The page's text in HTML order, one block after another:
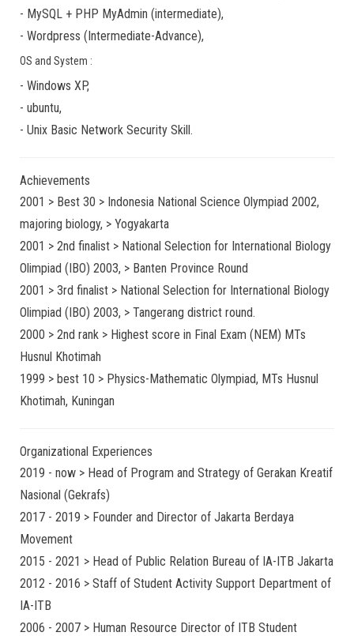
- MySQL + PHP MyAdmin (intermediate),
- Wordpress (Intermediate-Advance),
OS and System :
- Windows XP,
- ubuntu,
- Unix Basic Network Security Skill.
Achievements
2001 > Best 30 > Indonesia National Science Olympiad 2002,
majoring biology, > Yogyakarta
2001 > 2nd finalist > National Selection for International Biology
Olimpiad (IBO) 2003, > Banten Province Round
2001 > 3rd finalist > National Selection for International Biology
Olimpiad (IBO) 2003, > Tangerang district round.
2000 > 2nd rank > Highest score in Final Exam (NEM) MTs
Husnul Khotimah
1999 > best 10 > Physics-Mathematic Olympiad, MTs Husnul
Khotimah, Kuningan
Organizational Experiences
2019 - now > Head of Program and Strategy of Gerakan Kreatif
Nasional (Gekrafs)
2017 - 2019 > Founder and Director of Jakarta Berdaya
Movement
2015 - 2021 > Head of Public Relation Bureau of IA-ITB Jakarta
2012 - 2016 > Staff of Student Activity Support Department of
IA-ITB
2006 - 2007 > Human Resource Director of ITB Student